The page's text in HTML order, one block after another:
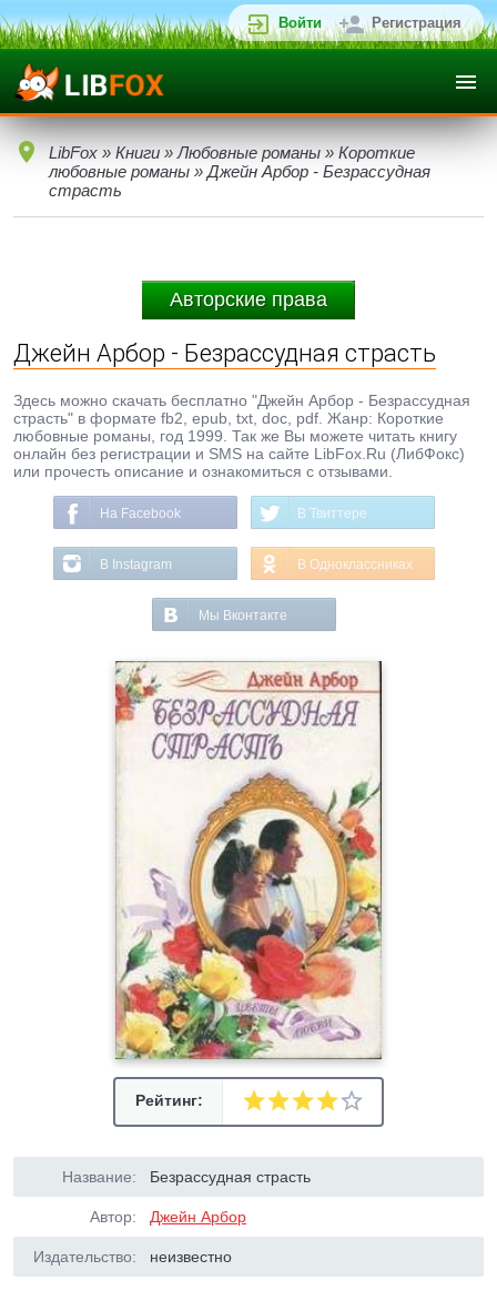
Войти Регистрация
LibFox » Книги » Любовные романы » Короткие
любовные романы » Джейн Арбор - Безрассудная
страсть
Авторские права
Джейн Арбор - Безрассудная страсть
Здесь можно скачать бесплатно "Джейн Арбор - Безрассудная
страсть" в формате fb2, epub, txt, doc, pdf. Жанр: Короткие
любовные романы, год 1999. Так же Вы можете читать книгу
онлайн без регистрации и SMS на сайте LibFox.Ru (ЛибФокс)
или прочесть описание и ознакомиться с отзывами.
На Facebook В Твиттере
В Instagram В Одноклассниках
Мы Вконтакте
Рейтинг:
Название: Безрассудная страсть
Автор: Джейн Арбор
Издательство: неизвестно